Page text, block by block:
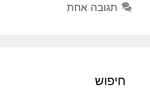
תגובה אחת
חיפוש